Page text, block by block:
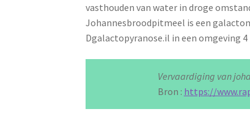
vasthouden van water in droge
Johannesbroodpitmeel is een
Dgalactopyranose.il in een omgeving
Vervaardiging van
Bron : https://